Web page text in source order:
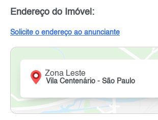
Endereço do Imóvel:
Solicite o endereço ao anunciante
Zona Leste
Vila Centenário - São Paulo